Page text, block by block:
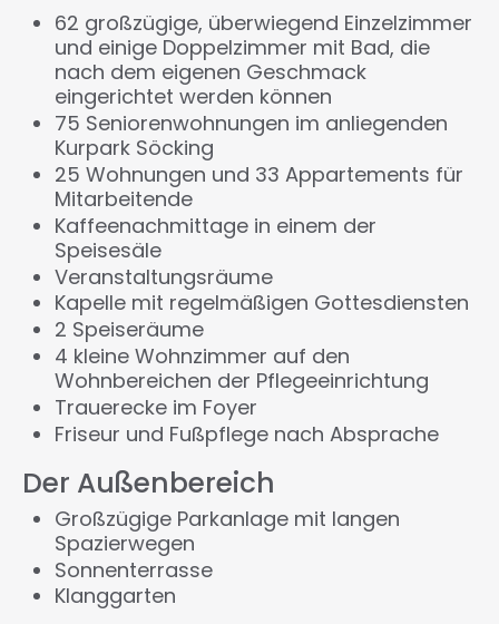
62 großzügige, überwiegend Einzelzimmer
und einige Doppelzimmer mit Bad, die
nach dem eigenen Geschmack
eingerichtet werden können
75 Seniorenwohnungen im anliegenden
Kurpark Söcking
25 Wohnungen und 33 Appartements für
Mitarbeitende
Kaffeenachmittage in einem der
Speisesäle
Veranstaltungsräume
Kapelle mit regelmäßigen Gottesdiensten
2 Speiseräume
4 kleine Wohnzimmer auf den
Wohnbereichen der Pflegeeinrichtung
Trauerecke im Foyer
Friseur und Fußpflege nach Absprache
Der Außenbereich
Großzügige Parkanlage mit langen
Spazierwegen
Sonnenterrasse
Klanggarten